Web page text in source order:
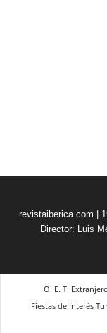
revistaiberica.com |
Director: Luis
O. E. T. Extranjero
Fiestas de Interés